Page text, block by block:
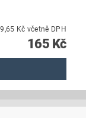
199,65 Kč včetně DPH
165 Kč